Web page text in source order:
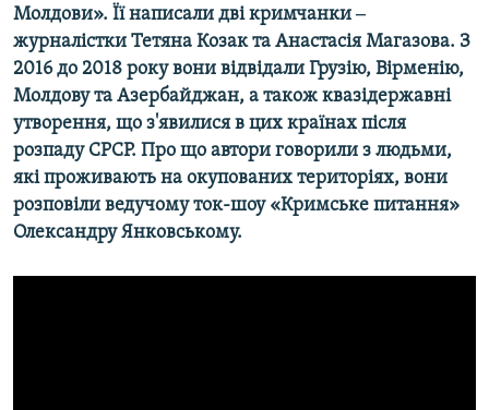
Молдови». Її написали дві кримчанки ‒
журналістки Тетяна Козак та Анастасія Магазова. З
2016 до 2018 року вони відвідали Грузію, Вірменію,
Молдову та Азербайджан, а також квазідержавні
утворення, що з'явилися в цих країнах після
розпаду СРСР. Про що автори говорили з людьми,
які проживають на окупованих територіях, вони
розповіли ведучому ток-шоу «Кримське питання»
Олександру Янковському.​